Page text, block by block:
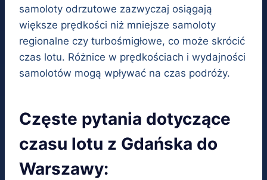
samoloty odrzutowe zazwyczaj osiągają
większe prędkości niż mniejsze samoloty
regionalne czy turbośmigłowe, co może skrócić
czas lotu. Różnice w prędkościach i wydajności
samolotów mogą wpływać na czas podróży.
Częste pytania dotyczące
czasu lotu z Gdańska do
Warszawy: